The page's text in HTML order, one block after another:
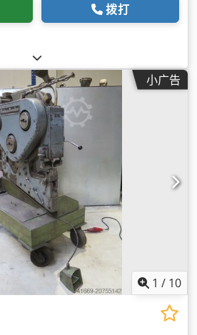
拨打
小广告
1 / 10